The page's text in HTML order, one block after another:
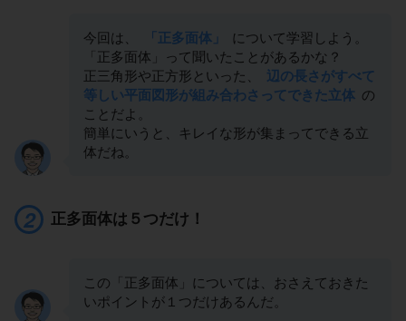
今回は、 「正多面体」
について学習しよう。
「正多面体」って聞いたことがあるかな？
正三角形や正方形といった、
辺の長さがすべて
等しい平面図形が組み合わさってできた立体 の
ことだよ。
簡単にいうと、キレイな形が集まってできる立
体だね。
正多面体は５つだけ！
この「正多面体」については、おさえておきた
いポイントが１つだけあるんだ。